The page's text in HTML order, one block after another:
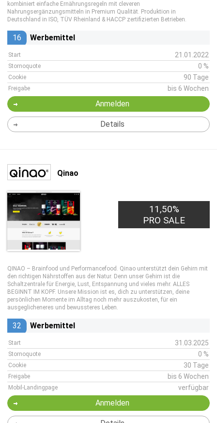
kombiniert einfache Ernährungsregeln mit cleveren
Nahrungsergänzungsmitteln in Premium Qualität. Produktion in
Deutschland in ISO, TÜV Rheinland & HACCP zertifizierten Betrieben.
16 Werbemittel
Start 21.01.2022
Stornoquote 0 %
Cookie 90 Tage
Freigabe bis 6 Wochen
Anmelden
Details
Qinao
11,50%
PRO SALE
QINAO – Brainfood und Performancefood. Qinao unterstützt dein Gehirn mit
den richtigen Nährstoffen aus der Natur. Denn unser Gehirn ist die
Schaltzentrale für Energie, Lust, Entspannung und vieles mehr. ALLES
BEGINNT IM KOPF. Unsere Mission ist es, dich zu unterstützen, deine
persönlichen Momente im Alltag noch mehr auszukosten, für ein
ausgeglicheneres und bewussteres Leben.
32 Werbemittel
Start 31.03.2025
Stornoquote 0 %
Cookie 30 Tage
Freigabe bis 6 Wochen
Mobil-Landingpage verfügbar
Anmelden